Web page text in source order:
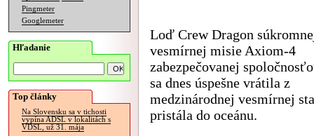
Pingmeter
Googlemeter
Hľadanie
Top články
Na Slovensku sa v tichosti
vypína ADSL v lokalitách s
VDSL, už 31. mája
Loď Crew Dragon
vesmírnej misie Axiom-4
zabezpečovanej
sa dnes úspešne vrátila z
medzinárodnej vesmírnej
pristála do oceánu.